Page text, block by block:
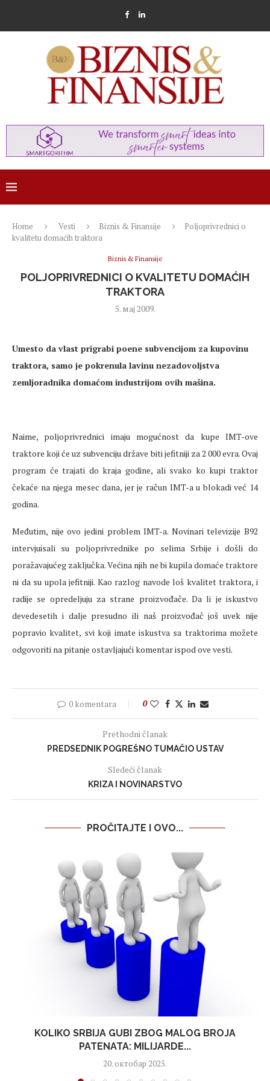
Home Vesti Biznis & Finansije
Poljoprivrednici o
kvalitetu domaćih traktora
Biznis & Finansije
POLJOPRIVREDNICI O KVALITETU DOMAĆIH
TRAKTORA
5. мај 2009.
Umesto da vlast prigrabi poene subvencijom za kupovinu
traktora, samo je pokrenula lavinu nezadovoljstva
zemljoradnika domaćom industrijom ovih mašina.
Naime, poljoprivrednici imaju mogućnost da kupe IMT-ove
traktore koji će uz subvenciju države biti jefitniji za 2 000 evra. Ovaj
program će trajati do kraja godine, ali svako ko kupi traktor
čekaće na njega mesec dana, jer je račun IMT-a u blokadi već 14
godina.
Međutim, nije ovo jedini problem IMT-a. Novinari televizije B92
intervjuisali su poljoprivrednike po selima Srbije i došli do
poražavajućeg zaključka. Većina njih ne bi kupila domaće traktore
ni da su upola jefitniji. Kao razlog navode loš kvalitet traktora, i
radije se opredeljuju za strane proizvođače. Da li je iskustvo
devedesetih i dalje presudno ili naš proizvođač još uvek nije
popravio kvalitet, svi koji imate iskustva sa traktorima možete
odgovoriti na pitanje ostavljajući komentar ispod ove vesti.
0 komentara 0
Prethodni članak
PREDSEDNIK POGREŠNO TUMAČIO USTAV
Sledeći članak
KRIZA I NOVINARSTVO
PROČITAJTE I OVO...
KOLIKO SRBIJA GUBI ZBOG MALOG BROJA
PATENATA: MILIJARDE...
20. октобар 2025.